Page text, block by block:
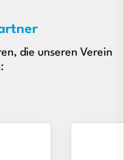
die unseren Verein